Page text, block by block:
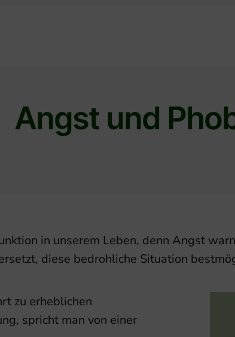
Angst und
in unserem Leben, denn Angst
diese bedrohliche Situation
zu erheblichen
spricht man von einer